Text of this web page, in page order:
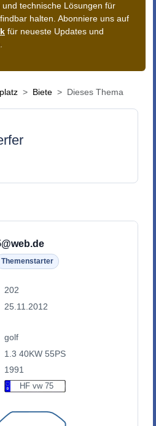
technische Lösungen für
halten. Abonniere uns auf
für neueste Updates und
Biete Dieses Thema
Themenstarter
202
25.11.2012
golf
1.3 40KW 55PS
1991
HF vw 75